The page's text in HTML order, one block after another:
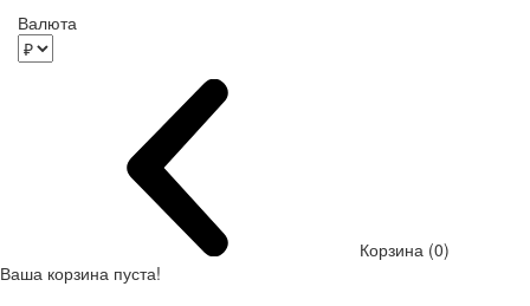
Валюта
Корзина (0)
Ваша корзина пуста!